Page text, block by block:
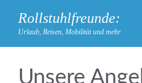
Inhalt
springen
Rollstuhlfreunde:
Urlaub, Reisen, Mobilität und mehr